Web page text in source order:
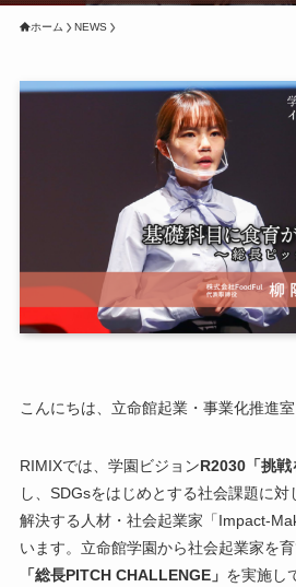
ホーム NEWS
こんにちは、立命館起業・事業化推進室
RIMIXでは、学園ビジョンR2030「挑戦
し、SDGsをはじめとする社会課題に
解決する人材・社会起業家「Impact-
います。立命館学園から社会起業家を育
「総長PITCH CHALLENGE」 を実施し